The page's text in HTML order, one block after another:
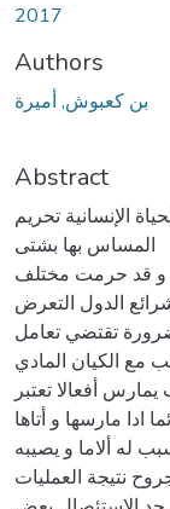
2017
Authors
بن كعبوش, أمیرة
Abstract
الإنسانیة تحریم
المساس بها بشتى
و قد حرمت مختلف
الدول التعرض
تقتضي تعامل
مع الكیان المادي
أفعالا تعتبر
ادا مارسها و أتاها
له ألاما و یصیبه
نتیجة العملیات